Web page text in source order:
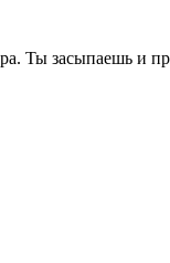
Ты засыпаешь и